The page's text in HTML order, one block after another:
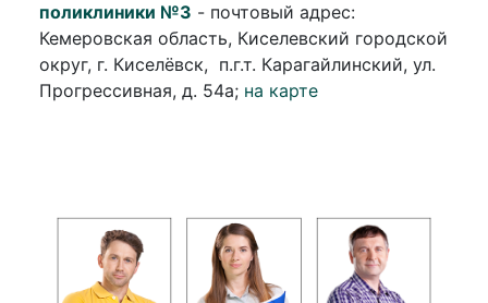
поликлиники №3 - почтовый адрес:
Кемеровская область, Киселевский городской
округ, г. Киселёвск, п.г.т. Карагайлинский, ул.
Прогрессивная, д. 54а; на карте